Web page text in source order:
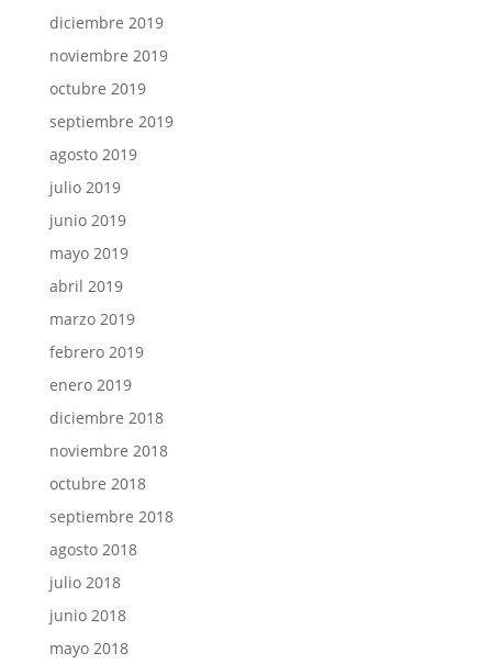
diciembre 2019
noviembre 2019
octubre 2019
septiembre 2019
agosto 2019
julio 2019
junio 2019
mayo 2019
abril 2019
marzo 2019
febrero 2019
enero 2019
diciembre 2018
noviembre 2018
octubre 2018
septiembre 2018
agosto 2018
julio 2018
junio 2018
mayo 2018